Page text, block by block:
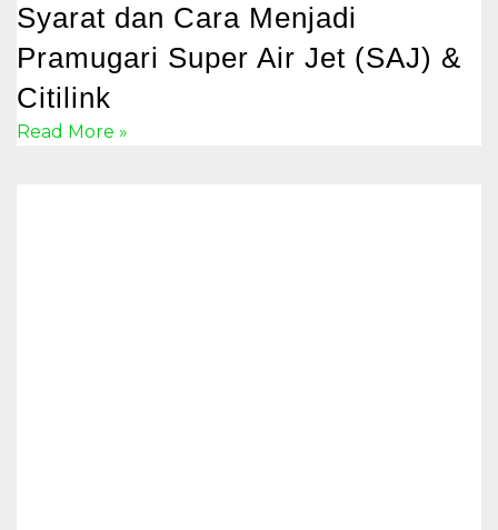
Syarat dan Cara Menjadi
Pramugari Super Air Jet (SAJ) &
Citilink
Read More »